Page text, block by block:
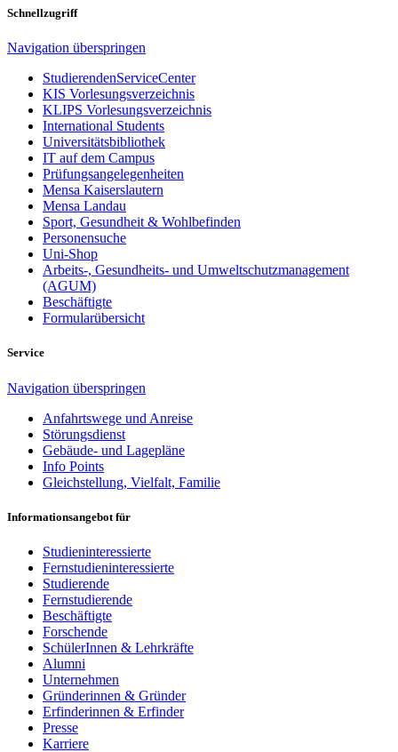
Schnellzugriff
Navigation überspringen
StudierendenServiceCenter
KIS Vorlesungsverzeichnis
KLIPS Vorlesungsverzeichnis
International Students
Universitätsbibliothek
IT auf dem Campus
Prüfungsangelegenheiten
Mensa Kaiserslautern
Mensa Landau
Sport, Gesundheit & Wohlbefinden
Personensuche
Uni-Shop
Arbeits-, Gesundheits- und Umweltschutzmanagement
(AGUM)
Beschäftigte
Formularübersicht
Service
Navigation überspringen
Anfahrtswege und Anreise
Störungsdienst
Gebäude- und Lagepläne
Info Points
Gleichstellung, Vielfalt, Familie
Informationsangebot für
Studieninteressierte
Fernstudieninteressierte
Studierende
Fernstudierende
Beschäftigte
Forschende
SchülerInnen & Lehrkräfte
Alumni
Unternehmen
Gründerinnen & Gründer
Erfinderinnen & Erfinder
Presse
Karriere